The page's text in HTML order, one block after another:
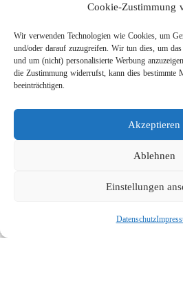
Cookie-Zustimmung
Wir verwenden Technologien wie Cookies, um
und/oder darauf zuzugreifen. Wir tun dies, um
und um (nicht) personalisierte Werbung
die Zustimmung widerrufst, kann dies bestimmte
beeinträchtigen.
Akzeptieren
Ablehnen
Einstellungen
Datenschutz
Links
Suche